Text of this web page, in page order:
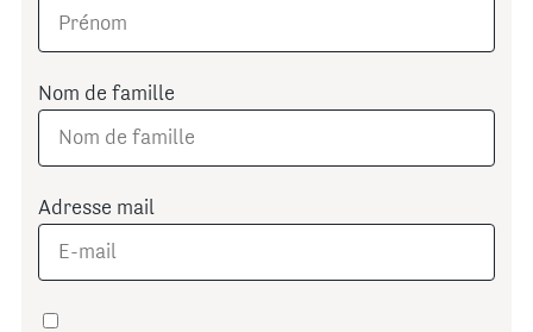
Nom de famille
Adresse mail